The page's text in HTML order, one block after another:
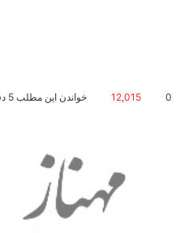
0
12,015 خواندن این مطلب 5 دقیقه زمان میبرد